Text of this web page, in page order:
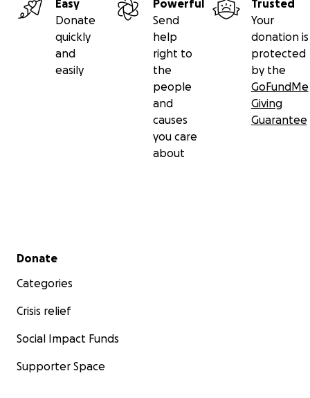
Easy
Donate
quickly
and
easily
Powerful
Send
help
right to
the
people
and
causes
you care
about
Trusted
Your
donation is
protected
by the
GoFundMe
Giving
Guarantee
Secondary menu
Donate
Categories
Crisis relief
Social Impact Funds
Supporter Space